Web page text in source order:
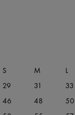
S M
L
29 31
33
46 48
50